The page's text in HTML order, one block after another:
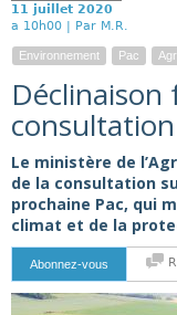
11 juillet 2020
a 10h00 | Par M.R.
Environnement Pac
Déclinaison
Le ministère de
de la consultation
prochaine Pac, qui
climat et de la
Abonnez-vous